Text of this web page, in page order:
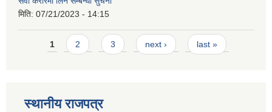
मिति: 07/21/2023 - 14:15
Pages
1 2 3 next › last »
स्थानीय राजपत्र